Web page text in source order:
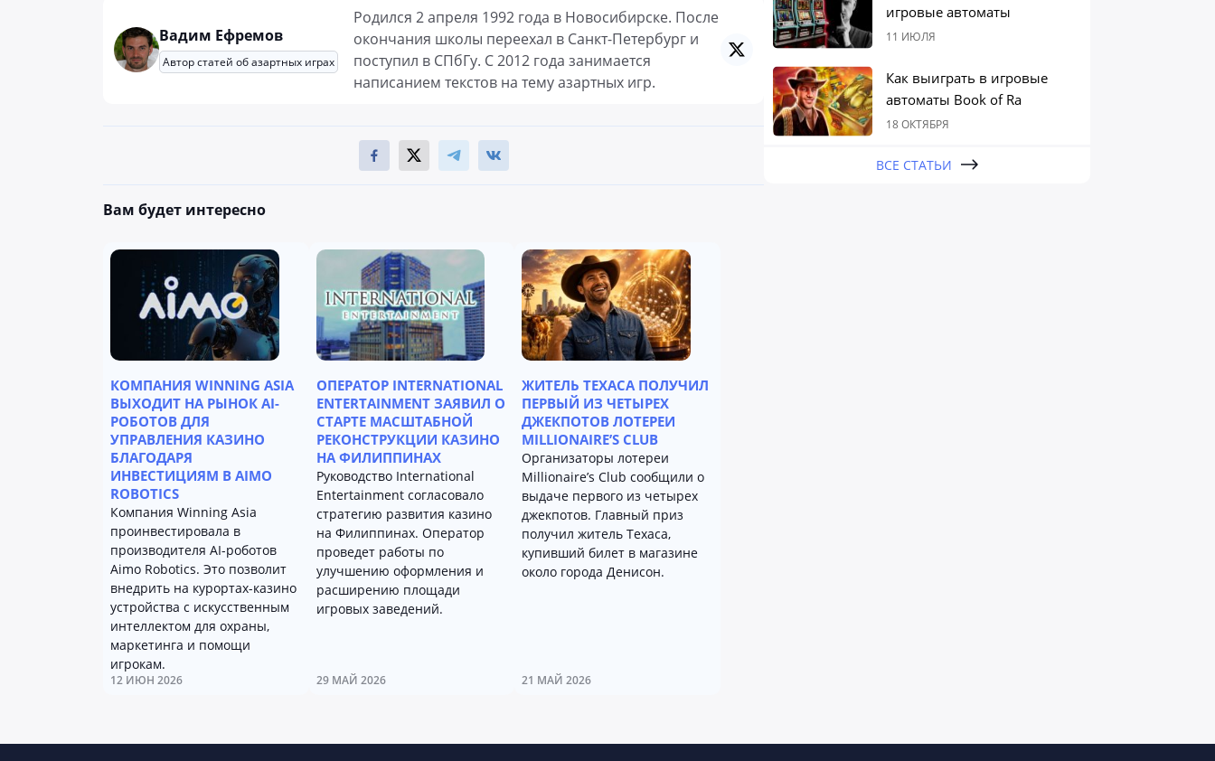
Вадим Ефремов
Автор статей об азартных играх
Родился 2 апреля 1992 года в Новосибирске. После
окончания школы переехал в Санкт-Петербург и
поступил в СПбГу. С 2012 года занимается
написанием текстов на тему азартных игр.
Вам будет интересно
КОМПАНИЯ WINNING ASIA
ВЫХОДИТ НА РЫНОК AI-
РОБОТОВ ДЛЯ
УПРАВЛЕНИЯ КАЗИНО
БЛАГОДАРЯ
ИНВЕСТИЦИЯМ В AIMO
ROBOTICS
Компания Winning Asia
проинвестировала в
производителя AI-роботов
Aimo Robotics. Это позволит
внедрить на курортах-казино
устройства с искусственным
интеллектом для охраны,
маркетинга и помощи
игрокам.
12 ИЮН 2026
ОПЕРАТОР INTERNATIONAL
ENTERTAINMENT ЗАЯВИЛ О
СТАРТЕ МАСШТАБНОЙ
РЕКОНСТРУКЦИИ КАЗИНО
НА ФИЛИППИНАХ
Руководство International
Entertainment согласовало
стратегию развития казино
на Филиппинах. Оператор
проведет работы по
улучшению оформления и
расширению площади
игровых заведений.
29 МАЙ 2026
ЖИТЕЛЬ ТЕХАСА ПОЛУЧИЛ
ПЕРВЫЙ ИЗ ЧЕТЫРЕХ
ДЖЕКПОТОВ ЛОТЕРЕИ
MILLIONAIRE’S CLUB
Организаторы лотереи
Millionaire’s Club сообщили о
выдаче первого из четырех
джекпотов. Главный приз
получил житель Техаса,
купивший билет в магазине
около города Денисон.
21 МАЙ 2026
игровые автоматы
11 ИЮЛЯ
Как выиграть в игровые
автоматы Book of Ra
18 ОКТЯБРЯ
ВСЕ СТАТЬИ